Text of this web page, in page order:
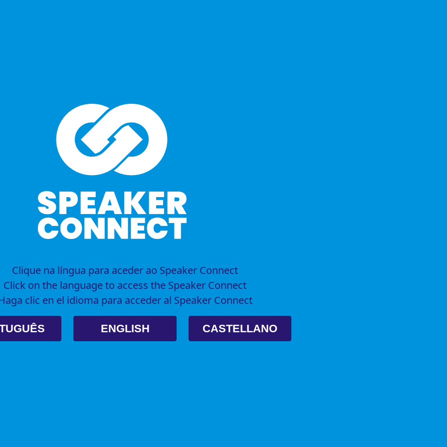
Clique na língua para aceder ao Speaker Connect
Click on the language to access the Speaker Connect
clic en el idioma para acceder al Speaker Connect
ENGLISH CASTELLANO